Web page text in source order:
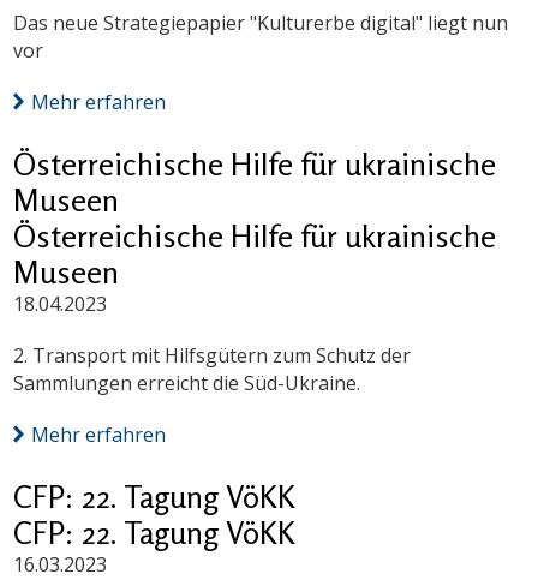
Das neue Strategiepapier "Kulturerbe digital" liegt nun
vor
Mehr erfahren
Österreichische Hilfe für ukrainische
Museen
Österreichische Hilfe für ukrainische
Museen
18.04.2023
2. Transport mit Hilfsgütern zum Schutz der
Sammlungen erreicht die Süd-Ukraine.
Mehr erfahren
CFP: 22. Tagung VöKK
CFP: 22. Tagung VöKK
16.03.2023